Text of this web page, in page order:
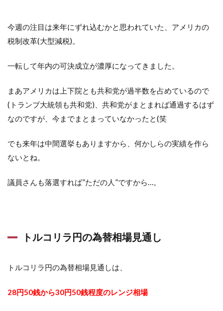
今週の注目は来年にずれ込むかと思われていた、アメリカの
税制改革(大型減税)。
一転して年内の可決成立が濃厚になってきました。
まあアメリカは上下院とも共和党が過半数を占めているので
(トランプ大統領も共和党)、共和党がまとまれば通過するはず
なのですが、今までまとまっていなかったと(笑
でも来年は中間選挙もありますから、何かしらの実績を作ら
ないとね。
議員さんも落選すれば”ただの人”ですから…。
トルコリラ円の為替相場見通し
トルコリラ円の為替相場見通しは、
28円50銭から30円50銭程度のレンジ相場